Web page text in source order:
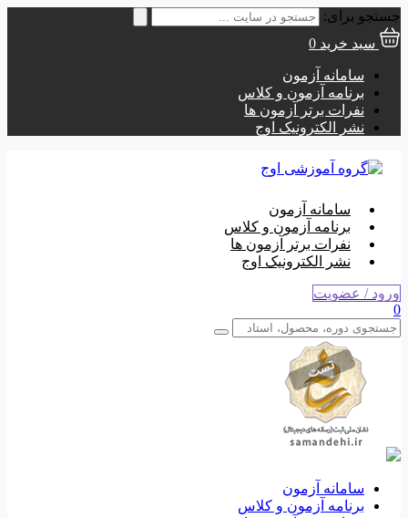
جستجو برای:
سبد خرید 0
سامانه آزمون
برنامه آزمون و کلاس
نفرات برتر آزمون ها
نشر الکترونیک اوج
سامانه آزمون
برنامه آزمون و کلاس
نفرات برتر آزمون ها
نشر الکترونیک اوج
ورود / عضویت
0
سامانه آزمون
برنامه آزمون و کلاس